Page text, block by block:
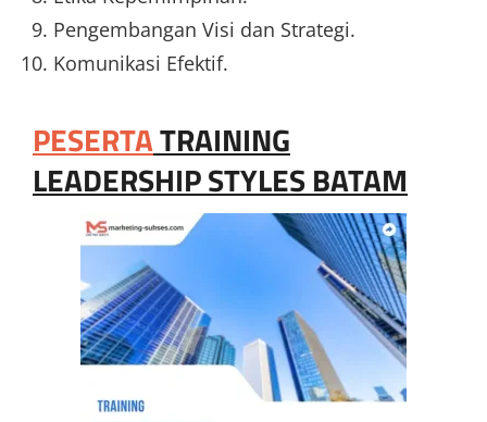
Pengembangan Visi dan Strategi.
Komunikasi Efektif.
PESERTATRAINING
LEADERSHIP STYLES BATAM